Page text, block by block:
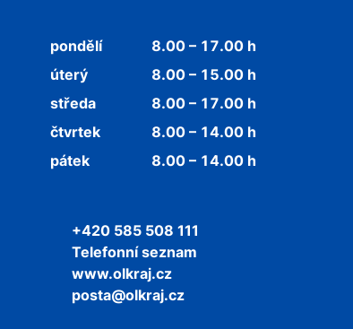
pondělí
8.00 – 17.00 h
úterý
8.00 – 15.00 h
středa
8.00 – 17.00 h
čtvrtek
8.00 – 14.00 h
pátek
8.00 – 14.00 h
+420 585 508 111
Telefonní seznam
www.olkraj.cz
posta@olkraj.cz